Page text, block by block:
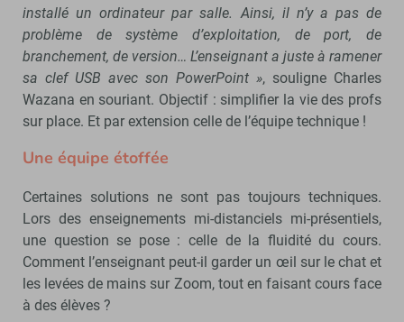
installé un ordinateur par salle. Ainsi, il n’y a pas de
problème de système d’exploitation, de port, de
branchement, de version… L’enseignant a juste à ramener
sa clef USB avec son PowerPoint », souligne Charles
Wazana en souriant. Objectif : simplifier la vie des profs
sur place. Et par extension celle de l’équipe technique !
Une équipe étoffée
Certaines solutions ne sont pas toujours techniques.
Lors des enseignements mi-distanciels mi-présentiels,
une question se pose : celle de la fluidité du cours.
Comment l’enseignant peut-il garder un œil sur le chat et
les levées de mains sur Zoom, tout en faisant cours face
à des élèves ?